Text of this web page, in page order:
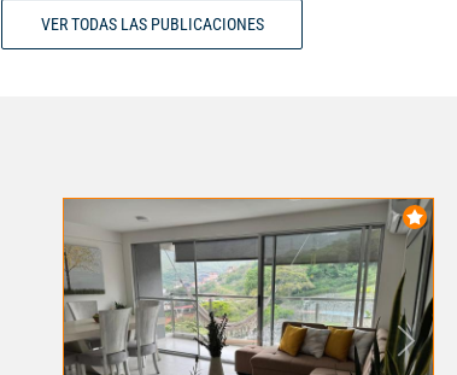
VER TODAS LAS PUBLICACIONES